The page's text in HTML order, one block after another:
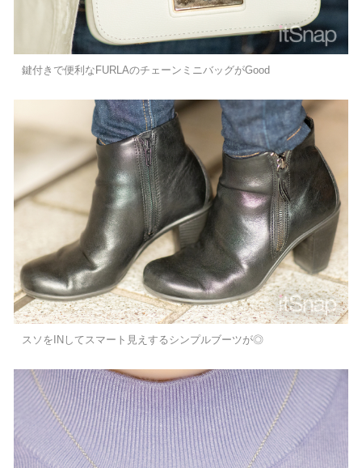
鍵付きで便利なFURLAのチェーンミニバッグがGood
スソをINしてスマート見えするシンプルブーツが◎